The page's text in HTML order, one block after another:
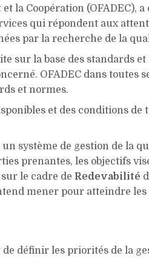
la Coopération (OFADEC), a
qui répondent aux
par la recherche de la
sur la base des standards
OFADEC dans toutes
et normes.
et des conditions de
système de gestion de la
prenantes, les objectifs
le cadre de Redevabilité
mener pour atteindre
définir les priorités de la